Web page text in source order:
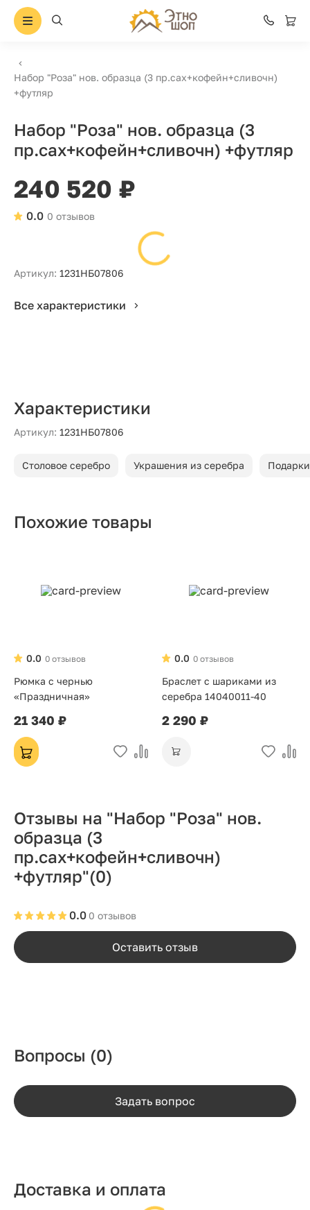
Набор "Роза" нов. образца (3 пр.сах+кофейн+сливочн)
+футляр
Набор "Роза" нов. образца (3
пр.сах+кофейн+сливочн) +футляр
240 520 ₽
0 отзывов
0.0
Артикул: 1231НБ07806
Все характеристики
Характеристики
Артикул: 1231НБ07806
Столовое серебро Украшения из серебра
Похожие товары
0 отзывов
0.0
Рюмка с чернью
«Праздничная»
21 340 ₽
0 отзывов
0.0
Браслет с шариками из
серебра 14040011-40
2 290 ₽
Отзывы на "Набор "Роза" нов.
образца (3
пр.сах+кофейн+сливочн)
+футляр"(0)
0 отзывов
0.0
Оставить отзыв
Вопросы (0)
Задать вопрос
Доставка и оплата